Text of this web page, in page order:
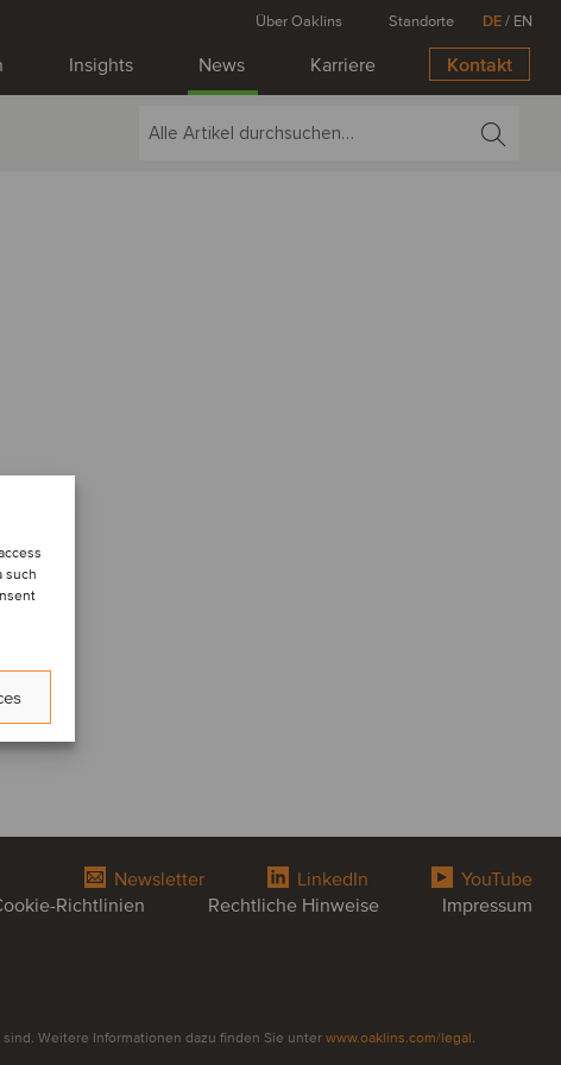
such
Insights News Karriere Kontakt
Über Oaklins Standorte DE/ EN
Newsletter LinkedIn
YouTube
Richtlinien Rechtliche Hinweise Impressum
Weitere Informationen dazu finden Sie unter www.oaklins.com/legal.